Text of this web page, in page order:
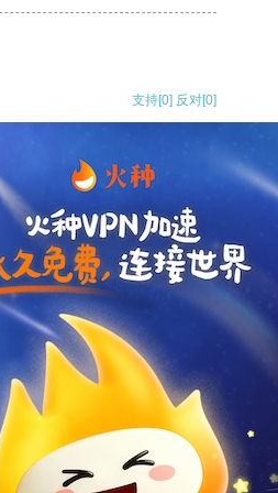
支持[0] 反对[0]
支持 反对
[0]
旋风加速器